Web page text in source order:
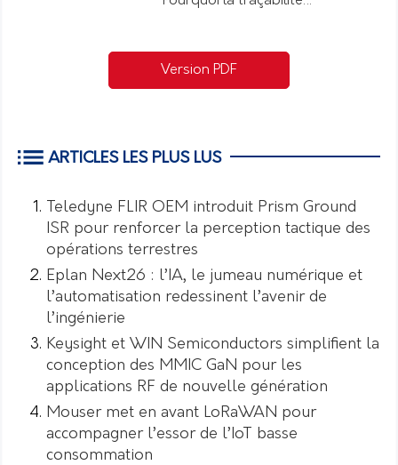
Version PDF
ARTICLES LES PLUS LUS
Teledyne FLIR OEM introduit Prism Ground
ISR pour renforcer la perception tactique des
opérations terrestres
Eplan Next26 : l’IA, le jumeau numérique et
l’automatisation redessinent l’avenir de
l’ingénierie
Keysight et WIN Semiconductors simplifient la
conception des MMIC GaN pour les
applications RF de nouvelle génération
Mouser met en avant LoRaWAN pour
accompagner l’essor de l’IoT basse
consommation